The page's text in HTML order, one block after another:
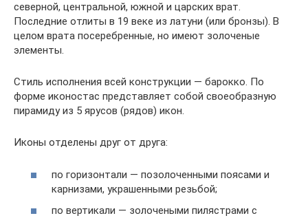
северной, центральной, южной и царских врат.
Последние отлиты в 19 веке из латуни (или бронзы). В
целом врата посеребренные, но имеют золоченые
элементы.
Стиль исполнения всей конструкции — барокко. По
форме иконостас представляет собой своеобразную
пирамиду из 5 ярусов (рядов) икон.
Иконы отделены друг от друга:
по горизонтали — позолоченными поясами и
карнизами, украшенными резьбой;
по вертикали — золочеными пилястрами с